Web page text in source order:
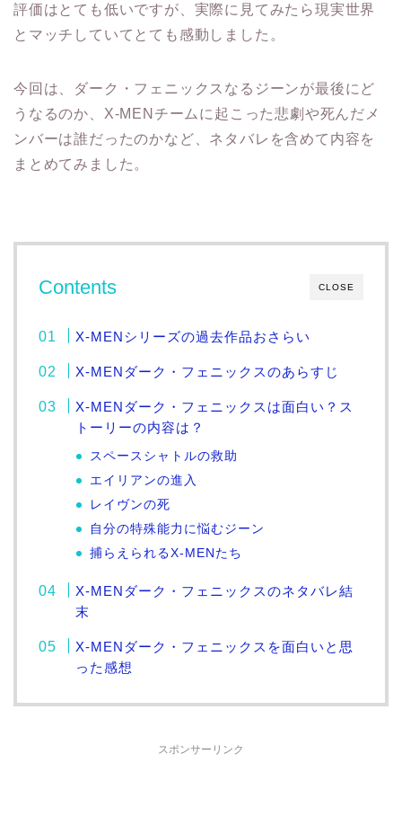
評価はとても低いですが、実際に見てみたら現実世界
とマッチしていてとても感動しました。
今回は、ダーク・フェニックスなるジーンが最後にど
うなるのか、X-MENチームに起こった悲劇や死んだメ
ンバーは誰だったのかなど、ネタバレを含めて内容を
まとめてみました。
CLOSE
Contents
X-MENシリーズの過去作品おさらい
X-MENダーク・フェニックスのあらすじ
X-MENダーク・フェニックスは面白い？ス
トーリーの内容は？
スペースシャトルの救助
エイリアンの進入
レイヴンの死
自分の特殊能力に悩むジーン
捕らえられるX-MENたち
X-MENダーク・フェニックスのネタバレ結
末
X-MENダーク・フェニックスを面白いと思
った感想
スポンサーリンク